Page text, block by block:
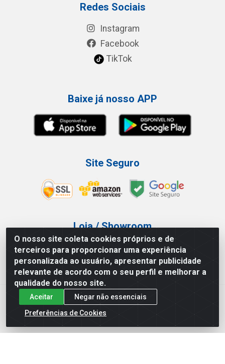
O nosso site coleta cookies próprios e de
terceiros para proporcionar uma experiência
personalizada ao usuário, apresentar publicidade
relevante de acordo com o seu perfil e melhorar a
qualidade do nosso site.
Aceitar
Negar não essenciais
Preferências de Cookies
Redes Sociais
Instagram
Facebook
TikTok
Baixe já nosso APP
Site Seguro
Loja / Showroom
Tel.: (11) 3227-0546
Av Vautier, 587/597 - Pari - São Paulo/SP
Atef Distribuidora LTDA - Av. Vautier, 585/597 - Pari - São
Paulo/SP - CEP 03.032-000 - CNPJ 27.717.135/0001-29